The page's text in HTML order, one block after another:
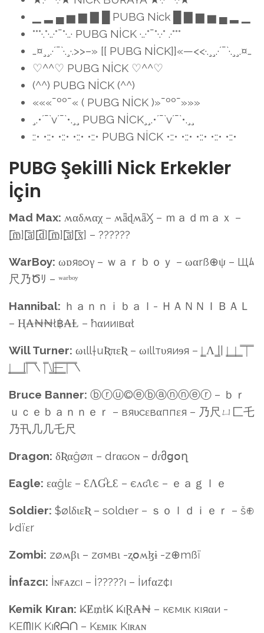
▁ ▂ ▄ ▅ ▆ ▇ █ PUBG Nick █ ▇ ▆ ▅ ▄ ▂ ▁
°°°·.°·..·°¯°·..· PUBG NİCK ·..·°¯°·.·° .·°°°
…¤¸¸.·´¯`·.¸·.>>–» [[ PUBG NİCK]]«—<<·.¸¸.·´¯`·.¸¸.¤…
♡^^♡ PUBG NİCK ♡^^♡
(^^) PUBG NİCK (^^)
«««¯ºº¯« ( PUBG NİCK )»¯ºº¯»»»
¸.•´¯`v´¯`•.¸¸ PUBG NİCK¸¸.•´¯`v´¯`•.¸¸
::• •::• •::• •::• •::• PUBG NİCK •::• •::• •::• •::• •::•
PUBG Şekilli Nick Erkekler
İçin
Mad Max: ʍαδʍαχ – ʍǟɖʍǟӼ – ｍａｄｍａｘ –
[̲̅m̲̅][̲̅a̲̅][̲̅d̲̅][̲̅m̲̅][̲̅a̲̅][̲̅x̲̅] – ??????
WarBoy: ωɒяʚoγ – ｗａｒｂｏｙ – ωαrß⊕ψ – Щﾑ
尺乃Ծﾘ – ʷᵃʳᵇᵒʸ
Hannibal: ｈａｎｎｉｂａｌ- ＨＡＮＮＩＢＡＬ
– Ⱨ₳₦₦ł฿₳Ⱡ – ħαииıвαł
Will Turner: ωιll†uƦπεƦ – ωıllтυяиɘя – |͇ Λ ͇|| |͇ ͇ |͇ ͇ ̿ ̿|̿ ̿
|͇ ͇ ͇ ͇ ͇||̿ ̿ ̿\ |̿ \͇||̶͇̿ ̶͇̿ ͇̿ |̿ ̿ ̿\
Bruce Banner: ⓑⓡⓤ©ⓔⓑⓐⓝⓝⓔⓡ – ｂｒ
ｕｃｅｂａｎｎｅｒ – вяυcεвαппεя – 乃尺ㄩ匚乇
乃卂几几乇尺
Dragon: δƦαĝøπ – drαɢoɴ – ძɾმցօղ
Eagle: εαĝlε – ƐΛƓŁƐ – єʌʛʅє – ｅａｇｌｅ
Soldier: $ølδιεƦ – ѕoldιer – ｓｏｌｄｉｅｒ – š⊕
ﾚdïεr
Zombi: zøʍβι – zσмвι -ʐօʍɮɨ -z⊕mßï
İnfazcı: İɴғᴀᴢᴄı – İ?????ı – İиfαz¢ı
Kemik Kıran: ₭Ɇ₥ł₭ ₭ıⱤ₳₦ – кємιк кıяαи -
KEᗰIK Kıᖇᗩᑎ – Kᴇᴍɪᴋ Kıʀᴀɴ